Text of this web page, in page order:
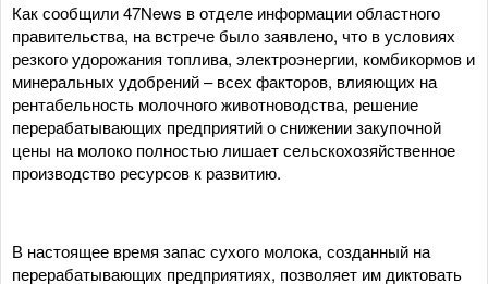
Как сообщили 47News в отделе информации областного
правительства, на встрече было заявлено, что в условиях
резкого удорожания топлива, электроэнергии, комбикормов и
минеральных удобрений – всех факторов, влияющих на
рентабельность молочного животноводства, решение
перерабатывающих предприятий о снижении закупочной
цены на молоко полностью лишает сельскохозяйственное
производство ресурсов к развитию.
В настоящее время запас сухого молока, созданный на
перерабатывающих предприятиях, позволяет им диктовать